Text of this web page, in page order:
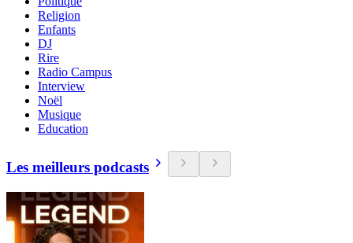
Religion
Enfants
DJ
Rire
Radio Campus
Interview
Noël
Musique
Education
Les meilleurs podcasts